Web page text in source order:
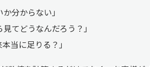
分からない」
てどうなんだろう？」
当に足りる？」